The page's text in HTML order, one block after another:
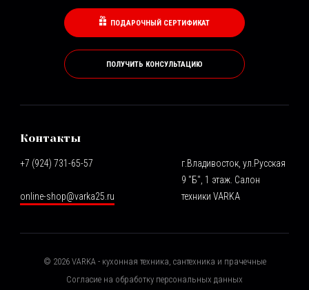
ПОДАРОЧНЫЙ СЕРТИФИКАТ
ПОЛУЧИТЬ КОНСУЛЬТАЦИЮ
Контакты
+7 (924) 731-65-57
online-shop@varka25.ru
г.Владивосток, ул.Русская
9 "Б", 1 этаж. Салон
техники VARKA
© 2026VARKA - кухонная техника, сантехника и прачечные
Согласие на обработку персональных данных